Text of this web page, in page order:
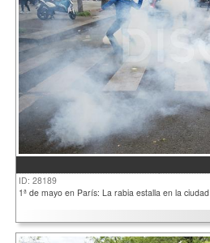
ID: 28189
1ª de mayo en París: La rabia estalla en la ciudad